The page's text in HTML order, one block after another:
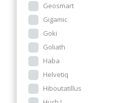
Geosmart
Gigamic
Goki
Goliath
Haba
Helvetiq
Hiboutatillus